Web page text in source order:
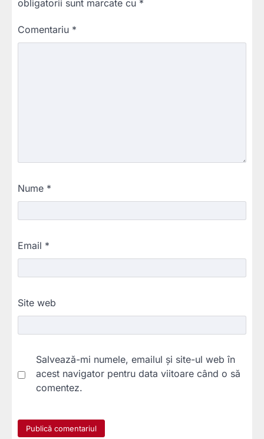
obligatorii sunt marcate cu *
Comentariu *
Nume *
Email *
Site web
Salvează-mi numele, emailul și site-ul web în
acest navigator pentru data viitoare când o să
comentez.